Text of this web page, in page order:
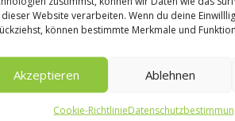
dieser Website verarbeiten. Wenn du deine
können bestimmte Merkmale und
Akzeptieren Ablehnen
Cookie-Richtlinie